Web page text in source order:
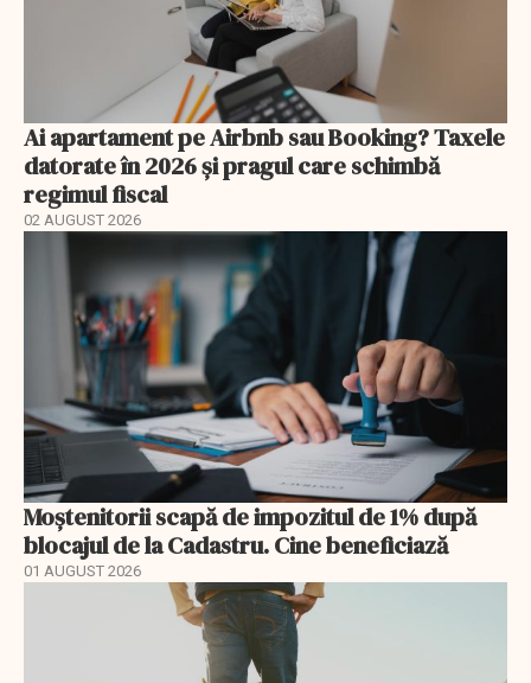
Ai apartament pe Airbnb sau Booking? Taxele
datorate în 2026 și pragul care schimbă
regimul fiscal
02 AUGUST 2026
Moștenitorii scapă de impozitul de 1% după
blocajul de la Cadastru. Cine beneficiază
01 AUGUST 2026